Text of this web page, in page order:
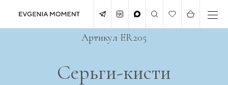
Серьги-кисти
Артикул ER205